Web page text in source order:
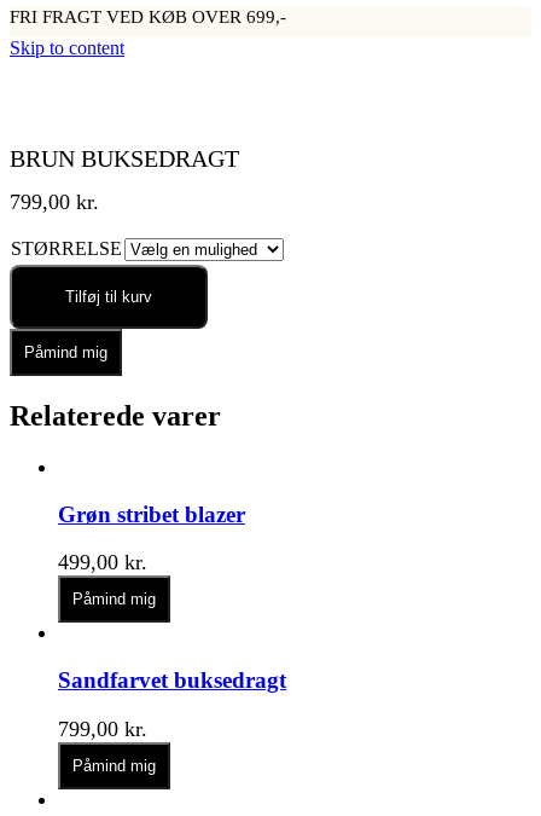
FRI FRAGT VED KØB OVER 699,-
Skip to content
BRUN BUKSEDRAGT
799,00 kr.
STØRRELSE
Tilføj til kurv
Påmind mig
Relaterede varer
Grøn stribet blazer
499,00 kr.
Påmind mig
Sandfarvet buksedragt
799,00 kr.
Påmind mig